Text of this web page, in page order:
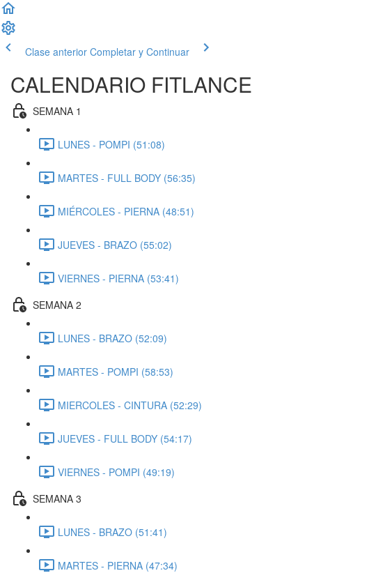
Clase anterior Completar y Continuar
CALENDARIO FITLANCE
SEMANA 1
LUNES - POMPI (51:08)
MARTES - FULL BODY (56:35)
MIÉRCOLES - PIERNA (48:51)
JUEVES - BRAZO (55:02)
VIERNES - PIERNA (53:41)
SEMANA 2
LUNES - BRAZO (52:09)
MARTES - POMPI (58:53)
MIERCOLES - CINTURA (52:29)
JUEVES - FULL BODY (54:17)
VIERNES - POMPI (49:19)
SEMANA 3
LUNES - BRAZO (51:41)
MARTES - PIERNA (47:34)